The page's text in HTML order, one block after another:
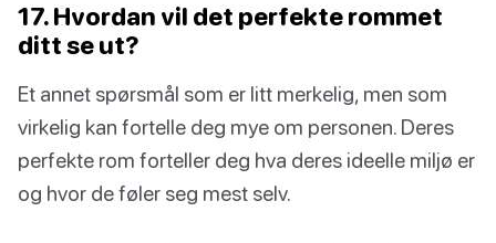
17. Hvordan vil det perfekte rommet
ditt se ut?
Et annet spørsmål som er litt merkelig, men som
virkelig kan fortelle deg mye om personen. Deres
perfekte rom forteller deg hva deres ideelle miljø er
og hvor de føler seg mest selv.